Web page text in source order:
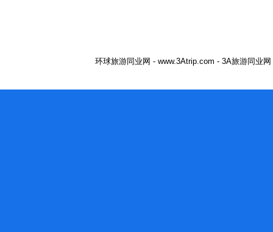
环球旅游同业网 - www.3Atrip.com - 3A旅游